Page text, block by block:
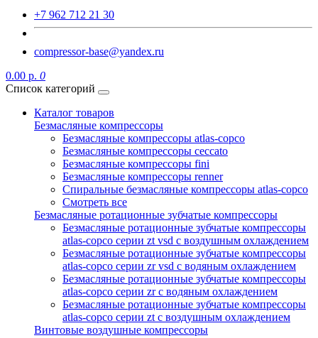
+7 962 712 21 30
compressor-base@yandex.ru
0.00 р. 0
Список категорий
Каталог товаров
Безмасляные компрессоры
Безмасляные компрессоры atlas-copco
Безмасляные компрессоры ceccato
Безмасляные компрессоры fini
Безмасляные компрессоры renner
Спиральные безмасляные компрессоры atlas-copco
Смотреть все
Безмасляные ротационные зубчатые компрессоры
Безмасляные ротационные зубчатые компрессоры
atlas-copco серии zt vsd с воздушным охлаждением
Безмасляные ротационные зубчатые компрессоры
atlas-copco серии zr vsd с водяным охлаждением
Безмасляные ротационные зубчатые компрессоры
atlas-copco серии zr с водяным охлаждением
Безмасляные ротационные зубчатые компрессоры
atlas-copco серии zt с воздушным охлаждением
Винтовые воздушные компрессоры